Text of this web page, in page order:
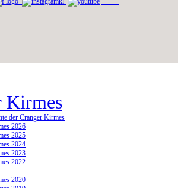
Kirmes
der Cranger Kirmes
2026
2025
2024
2023
2022
2020